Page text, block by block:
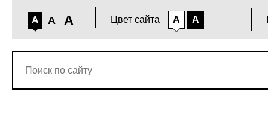
A A A Цвет сайта A A